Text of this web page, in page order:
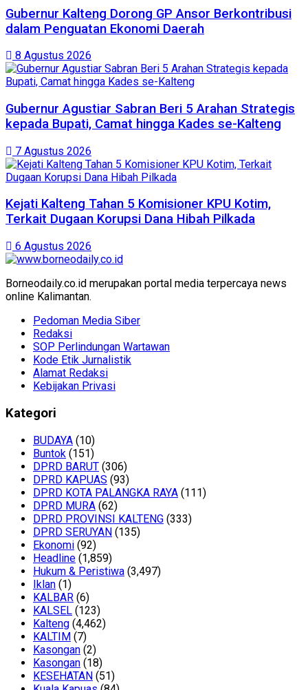
Gubernur Kalteng Dorong GP Ansor Berkontribusi
dalam Penguatan Ekonomi Daerah
8 Agustus 2026
Gubernur Agustiar Sabran Beri 5 Arahan Strategis
kepada Bupati, Camat hingga Kades se-Kalteng
7 Agustus 2026
Kejati Kalteng Tahan 5 Komisioner KPU Kotim,
Terkait Dugaan Korupsi Dana Hibah Pilkada
6 Agustus 2026
Borneodaily.co.id merupakan portal media terpercaya news
online Kalimantan.
Pedoman Media Siber
Redaksi
SOP Perlindungan Wartawan
Kode Etik Jurnalistik
Alamat Redaksi
Kebijakan Privasi
Kategori
BUDAYA (10)
Buntok (151)
DPRD BARUT (306)
DPRD KAPUAS (93)
DPRD KOTA PALANGKA RAYA (111)
DPRD MURA (62)
DPRD PROVINSI KALTENG (333)
DPRD SERUYAN (135)
Ekonomi (92)
Headline (1,859)
Hukum & Peristiwa (3,497)
Iklan (1)
KALBAR (6)
KALSEL (123)
Kalteng (4,462)
KALTIM (7)
Kasongan (2)
Kasongan (18)
KESEHATAN (51)